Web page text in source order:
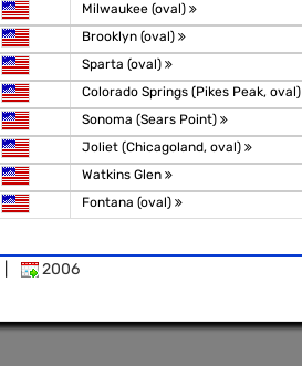
Milwaukee (oval)
Brooklyn (oval)
Sparta (oval)
Colorado Springs (Pikes Peak, oval)
Sonoma (Sears Point)
Joliet (Chicagoland, oval)
Watkins Glen
Fontana (oval)
2006